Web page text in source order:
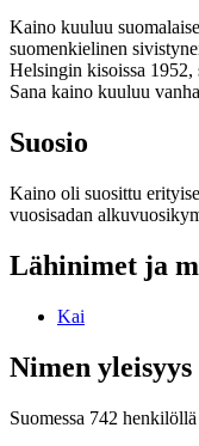
Kaino kuuluu
suomenkielinen
Helsingin kisoissa
Sana kaino kuuluu
Suosio
Kaino oli suosittu
vuosisadan
Lähinimet ja
Kai
Nimen yleisyys
Suomessa 742